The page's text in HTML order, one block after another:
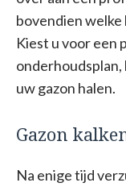
bovendien welke
Kiest u voor een
uw gazon halen.
Gazon
Na enige tijd